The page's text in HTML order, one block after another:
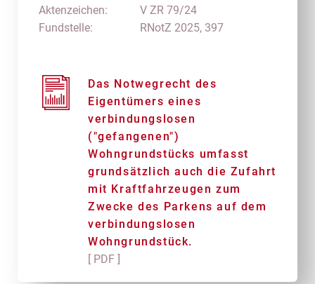
Aktenzeichen:
Fundstelle:
V ZR 79/24
RNotZ 2025, 397
Das Notwegrecht des
Eigentümers eines
verbindungslosen
("gefangenen")
Wohngrundstücks umfasst
grundsätzlich auch die Zufahrt
mit Kraftfahrzeugen zum
Zwecke des Parkens auf dem
verbindungslosen
Wohngrundstück.
[ PDF ]